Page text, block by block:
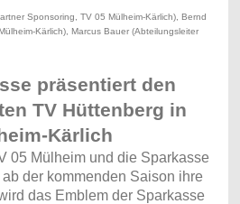
Sponsoring, TV 05 Mülheim-Kärlich), Bernd
Kärlich), Marcus Bauer (Abteilungsleiter
präsentiert den
TV Hüttenberg in
Kärlich
05 Mülheim und die Sparkasse
der kommenden Saison ihre
das Emblem der Sparkasse